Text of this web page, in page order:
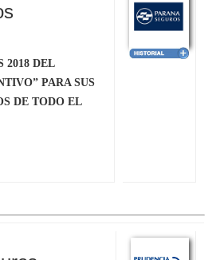
2018 DEL
PARA SUS
DE TODO EL